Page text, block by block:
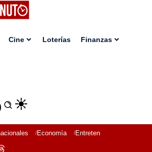
Cine Loterías Finanzas
Economía Entretenimiento